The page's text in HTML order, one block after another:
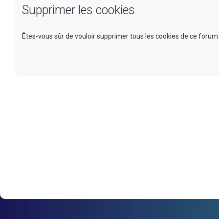
Supprimer les cookies
Êtes-vous sûr de vouloir supprimer tous les cookies de ce forum